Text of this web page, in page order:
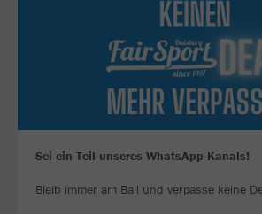
Sei ein Teil unseres WhatsApp-Kanals!
Bleib immer am Ball und verpasse keine